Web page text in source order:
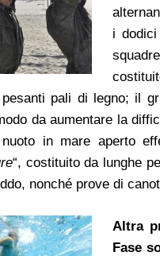
i
pali di legno; il
da aumentare la
in mare aperto
“, costituito da lunghe
nonché prove di
Altra
Fase